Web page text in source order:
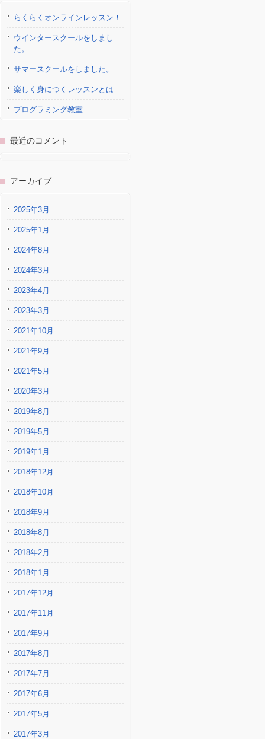
らくらくオンラインレッスン！
ウインタースクールをしまし
た。
サマースクールをしました。
楽しく身につくレッスンとは
プログラミング教室
最近のコメント
アーカイブ
2025年3月
2025年1月
2024年8月
2024年3月
2023年4月
2023年3月
2021年10月
2021年9月
2021年5月
2020年3月
2019年8月
2019年5月
2019年1月
2018年12月
2018年10月
2018年9月
2018年8月
2018年2月
2018年1月
2017年12月
2017年11月
2017年9月
2017年8月
2017年7月
2017年6月
2017年5月
2017年3月